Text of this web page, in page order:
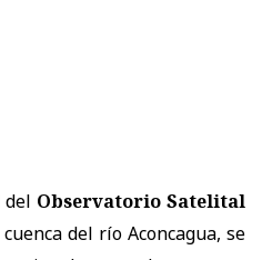
Observatorio Satelital
del río Aconcagua, se